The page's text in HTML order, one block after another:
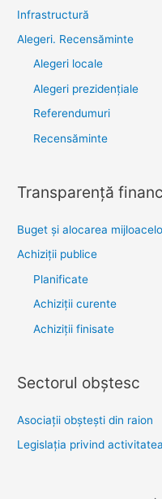
Infrastructură
Alegeri. Recensăminte
Alegeri locale
Alegeri prezidențiale
Referendumuri
Recensăminte
Transparenţă
Buget și alocarea
Achiziţii publice
Planificate
Achiziții curente
Achiziții finisate
Sectorul obştesc
Asociaţii obşteşti din raion
Legislaţia privind